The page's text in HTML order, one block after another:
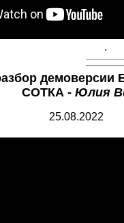
.
демоверсии
СОТКА - Юлия
25.08.2022